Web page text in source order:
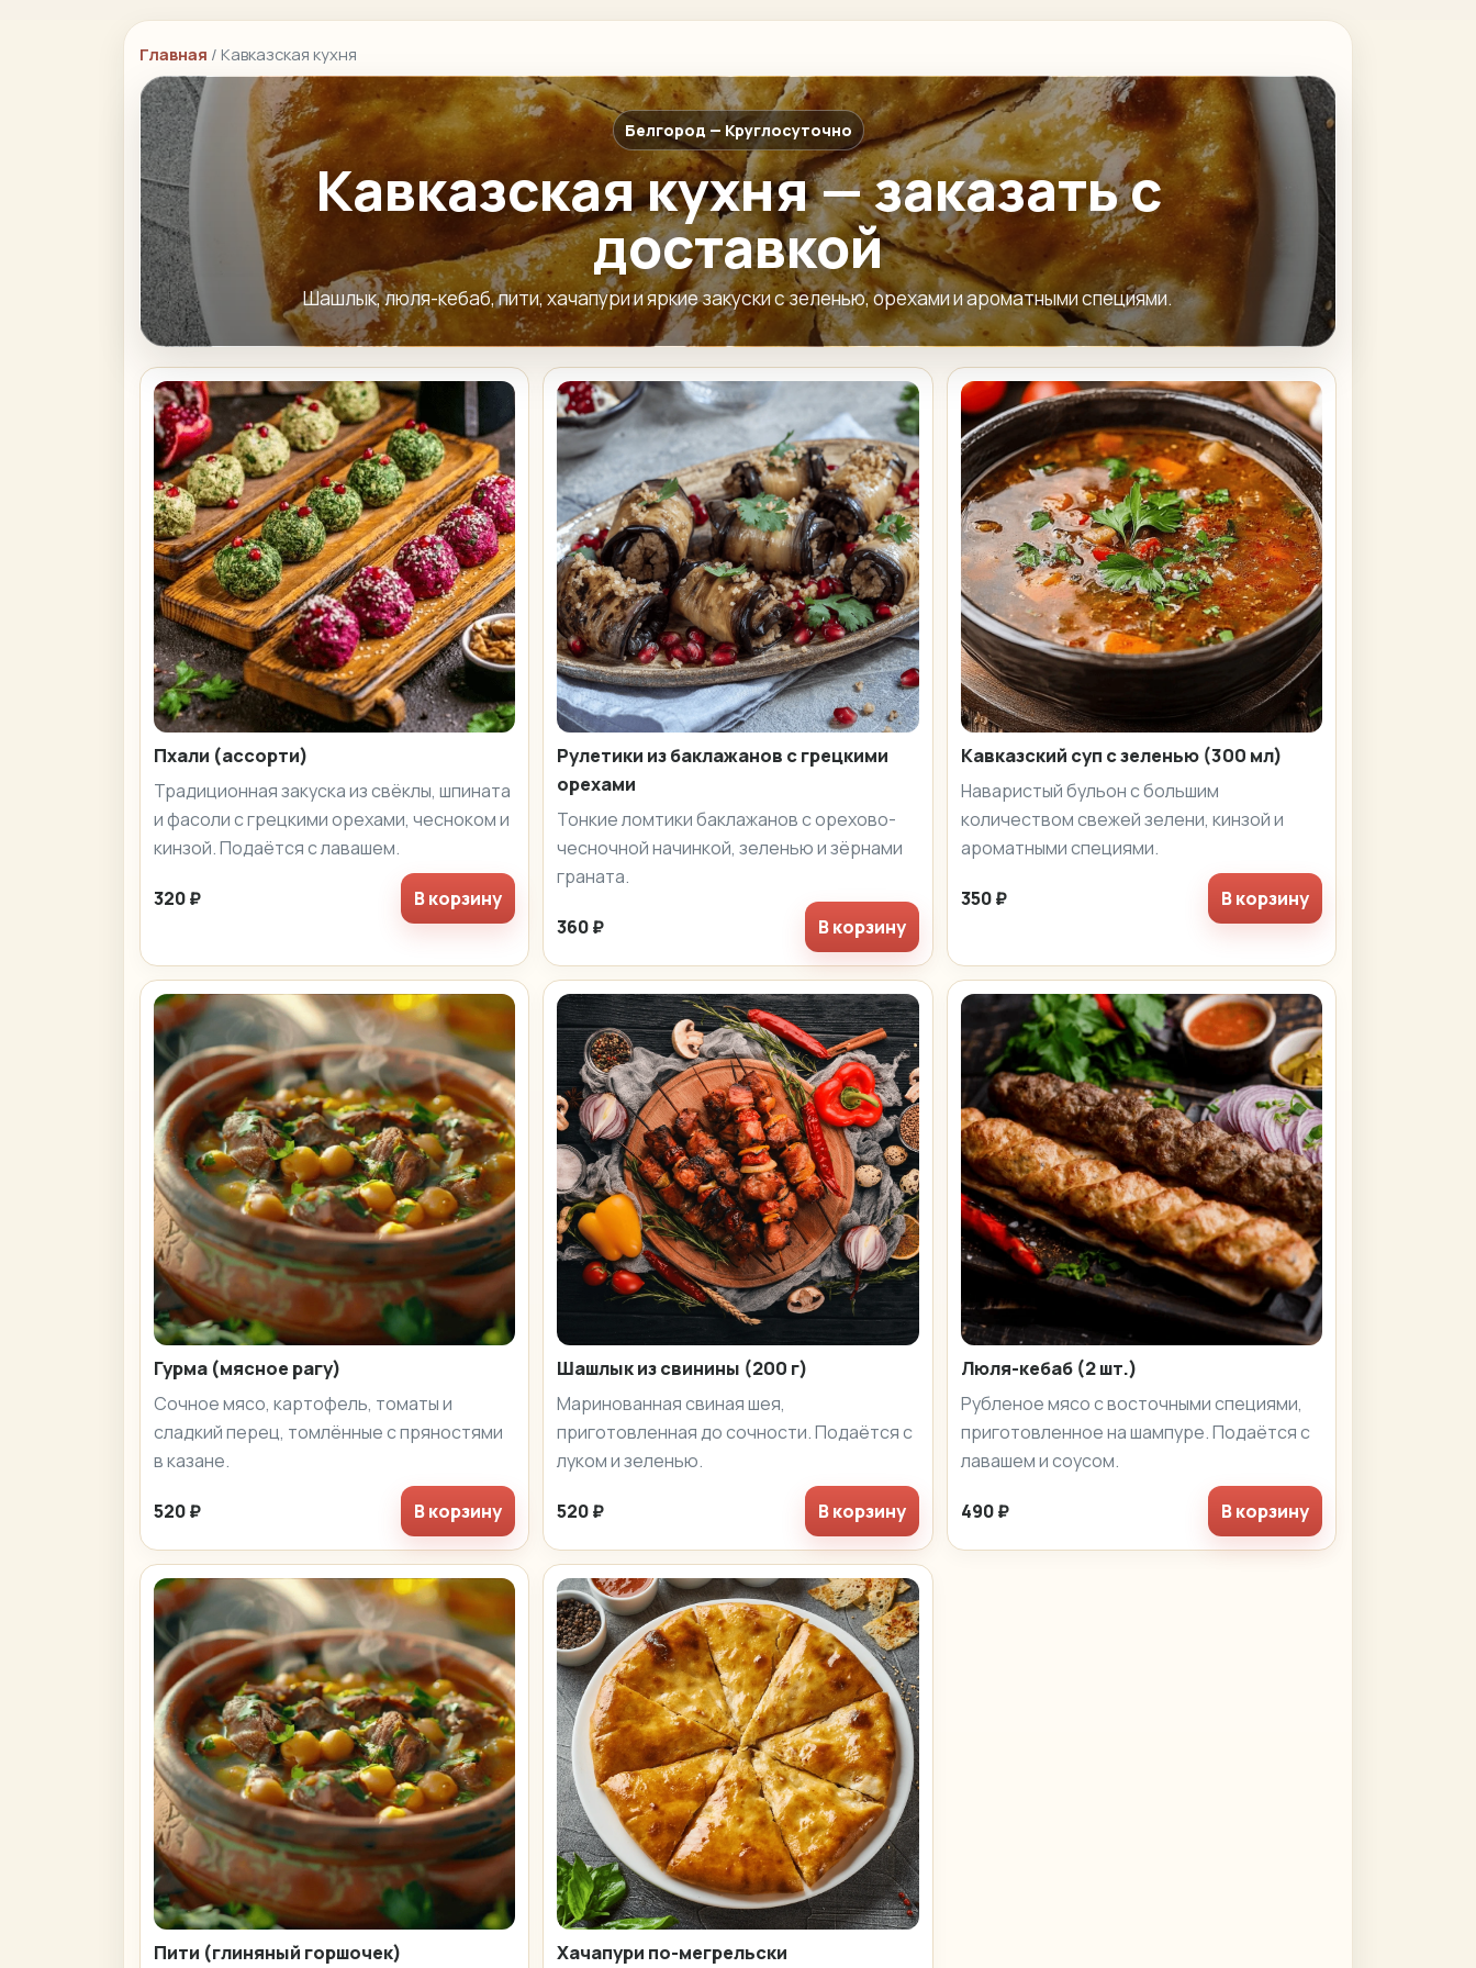
Главная / Кавказская кухня
Белгород — Круглосуточно
Кавказская кухня — заказать с
доставкой
Шашлык, люля-кебаб, пити, хачапури и яркие закуски с зеленью, орехами и ароматными специями.
Пхали (ассорти)
Традиционная закуска из свёклы, шпината
и фасоли с грецкими орехами, чесноком и
кинзой. Подаётся с лавашем.
320 ₽ В корзину
Рулетики из баклажанов с грецкими
орехами
Тонкие ломтики баклажанов с орехово-
чесночной начинкой, зеленью и зёрнами
граната.
360 ₽ В корзину
Кавказский суп с зеленью (300 мл)
Наваристый бульон с большим
количеством свежей зелени, кинзой и
ароматными специями.
350 ₽ В корзину
Гурма (мясное рагу)
Сочное мясо, картофель, томаты и
сладкий перец, томлённые с пряностями
в казане.
520 ₽ В корзину
Шашлык из свинины (200 г)
Маринованная свиная шея,
приготовленная до сочности. Подаётся с
луком и зеленью.
520 ₽ В корзину
Люля-кебаб (2 шт.)
Рубленое мясо с восточными специями,
приготовленное на шампуре. Подаётся с
лавашем и соусом.
490 ₽ В корзину
Пити (глиняный горшочек) Хачапури по-мегрельски